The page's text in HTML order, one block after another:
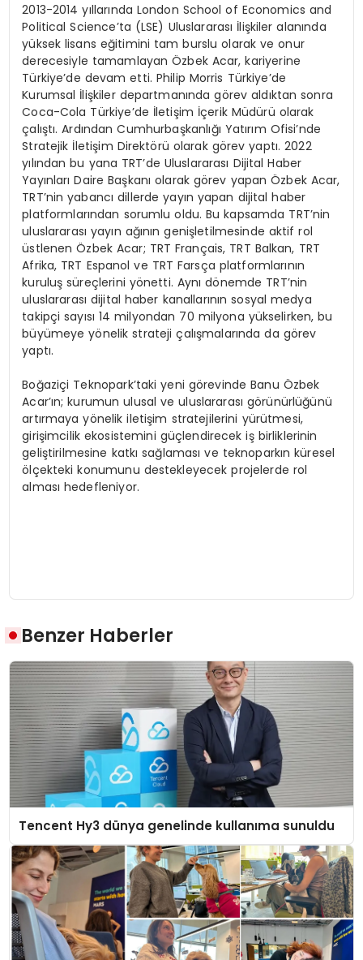
2013-2014 yıllarında London School of Economics and
Political Science’ta (LSE) Uluslararası İlişkiler alanında
yüksek lisans eğitimini tam burslu olarak ve onur
derecesiyle tamamlayan Özbek Acar, kariyerine
Türkiye’de devam etti. Philip Morris Türkiye’de
Kurumsal İlişkiler departmanında görev aldıktan sonra
Coca-Cola Türkiye’de İletişim İçerik Müdürü olarak
çalıştı. Ardından Cumhurbaşkanlığı Yatırım Ofisi’nde
Stratejik İletişim Direktörü olarak görev yaptı. 2022
yılından bu yana TRT’de Uluslararası Dijital Haber
Yayınları Daire Başkanı olarak görev yapan Özbek Acar,
TRT’nin yabancı dillerde yayın yapan dijital haber
platformlarından sorumlu oldu. Bu kapsamda TRT’nin
uluslararası yayın ağının genişletilmesinde aktif rol
üstlenen Özbek Acar; TRT Français, TRT Balkan, TRT
Afrika, TRT Espanol ve TRT Farsça platformlarının
kuruluş süreçlerini yönetti. Aynı dönemde TRT’nin
uluslararası dijital haber kanallarının sosyal medya
takipçi sayısı 14 milyondan 70 milyona yükselirken, bu
büyümeye yönelik strateji çalışmalarında da görev
yaptı.
Boğaziçi Teknopark’taki yeni görevinde Banu Özbek
Acar’ın; kurumun ulusal ve uluslararası görünürlüğünü
artırmaya yönelik iletişim stratejilerini yürütmesi,
girişimcilik ekosistemini güçlendirecek iş birliklerinin
geliştirilmesine katkı sağlaması ve teknoparkın küresel
ölçekteki konumunu destekleyecek projelerde rol
alması hedefleniyor.
Benzer Haberler
Tencent Hy3 dünya genelinde kullanıma sunuldu